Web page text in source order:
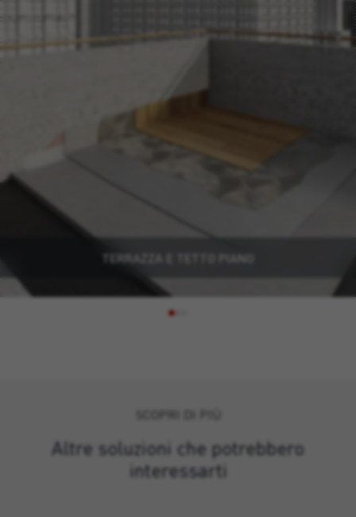
TERRAZZA E TETTO PIANO
Altre soluzioni che potrebbero
interessarti